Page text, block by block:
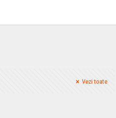
Vezi toate